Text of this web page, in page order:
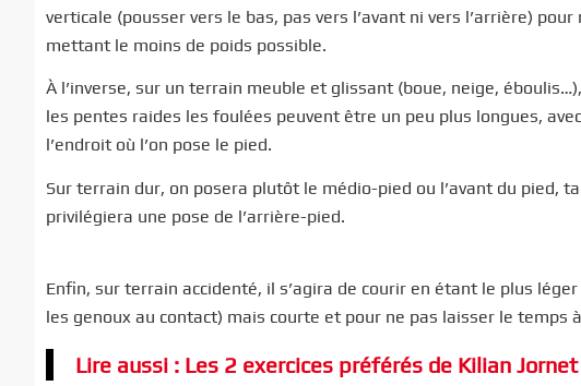
verticale (pousser vers le bas, pas vers l’avant ni vers l’arrière)
mettant le moins de poids possible.
À l’inverse, sur un terrain meuble et glissant (boue, neige,
les pentes raides les foulées peuvent être un peu plus longues,
l’endroit où l’on pose le pied.
Sur terrain dur, on posera plutôt le médio-pied ou l’avant du pied,
privilégiera une pose de l’arrière-pied.
Enfin, sur terrain accidenté, il s’agira de courir en étant le plus
les genoux au contact) mais courte et pour ne pas laisser le temps
Lire aussi : Les 2 exercices préférés de Kilian